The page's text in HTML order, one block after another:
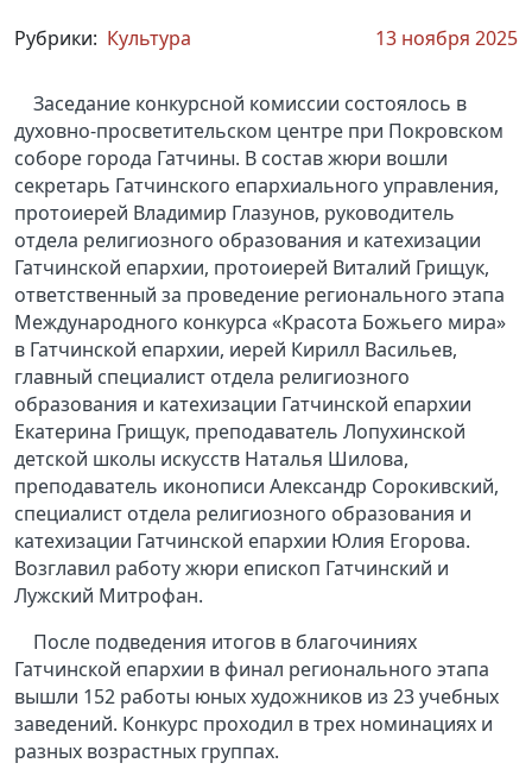
Рубрики: Культура 13 ноября 2025
Заседание конкурсной комиссии состоялось в
духовно-просветительском центре при Покровском
соборе города Гатчины. В состав жюри вошли
секретарь Гатчинского епархиального управления,
протоиерей Владимир Глазунов, руководитель
отдела религиозного образования и катехизации
Гатчинской епархии, протоиерей Виталий Грищук,
ответственный за проведение регионального этапа
Международного конкурса «Красота Божьего мира»
в Гатчинской епархии, иерей Кирилл Васильев,
главный специалист отдела религиозного
образования и катехизации Гатчинской епархии
Екатерина Грищук, преподаватель Лопухинской
детской школы искусств Наталья Шилова,
преподаватель иконописи Александр Сорокивский,
специалист отдела религиозного образования и
катехизации Гатчинской епархии Юлия Егорова.
Возглавил работу жюри епископ Гатчинский и
Лужский Митрофан.
После подведения итогов в благочиниях
Гатчинской епархии в финал регионального этапа
вышли 152 работы юных художников из 23 учебных
заведений. Конкурс проходил в трех номинациях и
разных возрастных группах.